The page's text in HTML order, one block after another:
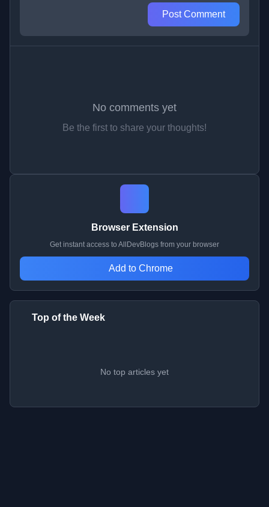
Post Comment
No comments yet
Be the first to share your thoughts!
Browser Extension
Get instant access to AllDevBlogs from your browser
Add to Chrome
Top of the Week
No top articles yet